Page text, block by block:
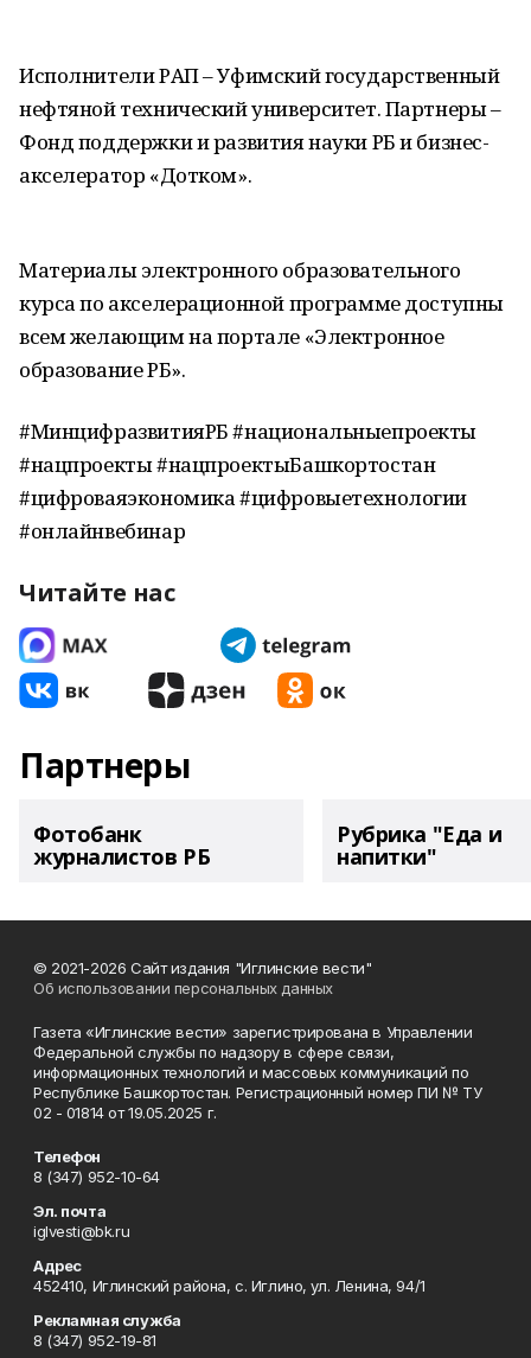
Исполнители РАП – Уфимский государственный
нефтяной технический университет. Партнеры –
Фонд поддержки и развития науки РБ и бизнес-
акселератор «Дотком».
Материалы электронного образовательного
курса по акселерационной программе доступны
всем желающим на портале «Электронное
образование РБ».
#МинцифразвитияРБ #национальныепроекты
#нацпроекты #нацпроектыБашкортостан
#цифроваяэкономика #цифровыетехнологии
#онлайнвебинар
Читайте нас
Партнеры
Фотобанк
журналистов РБ
Рубрика "Еда и
напитки"
© 2021-2026 Сайт издания "Иглинские вести"
Об использовании персональных данных
Газета «Иглинские вести» зарегистрирована в Управлении
Федеральной службы по надзору в сфере связи,
информационных технологий и массовых коммуникаций по
Республике Башкортостан. Регистрационный номер ПИ № ТУ
02 - 01814 от 19.05.2025 г.
Телефон
8 (347) 952-10-64
Эл. почта
iglvesti@bk.ru
Адрес
452410, Иглинский района, с. Иглино, ул. Ленина, 94/1
Рекламная служба
8 (347) 952-19-81